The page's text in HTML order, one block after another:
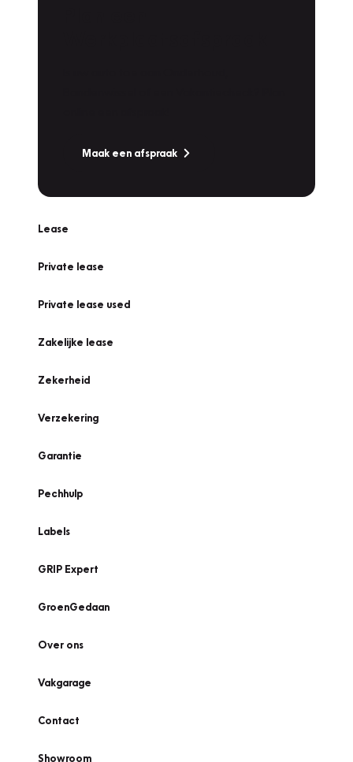
Maak een afspraak
Lease
Private lease
Private lease used
Zakelijke lease
Zekerheid
Verzekering
Garantie
Pechhulp
Labels
GRIP Expert
GroenGedaan
Over ons
Vakgarage
Contact
Showroom